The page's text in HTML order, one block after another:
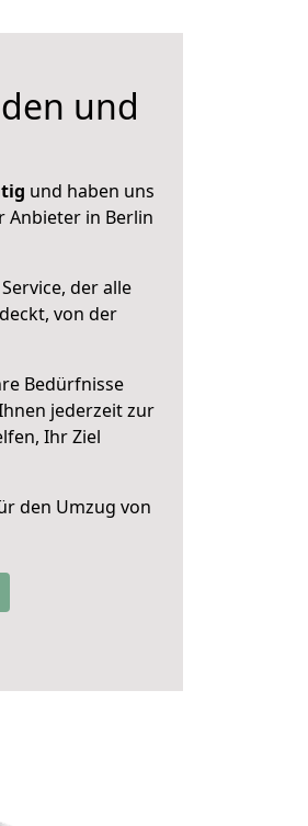
und
und haben uns
Anbieter in Berlin
der alle
von der
Bedürfnisse
jederzeit zur
Ihr Ziel
den Umzug von